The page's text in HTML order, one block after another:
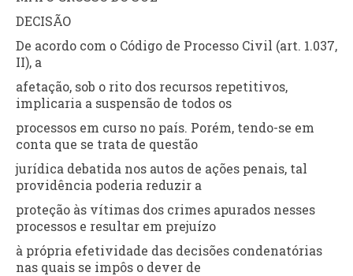
DECISÃO
De acordo com o Código de Processo Civil (art. 1.037,
II), a
afetação, sob o rito dos recursos repetitivos,
implicaria a suspensão de todos os
processos em curso no país. Porém, tendo-se em
conta que se trata de questão
jurídica debatida nos autos de ações penais, tal
providência poderia reduzir a
proteção às vítimas dos crimes apurados nesses
processos e resultar em prejuízo
à própria efetividade das decisões condenatórias
nas quais se impôs o dever de